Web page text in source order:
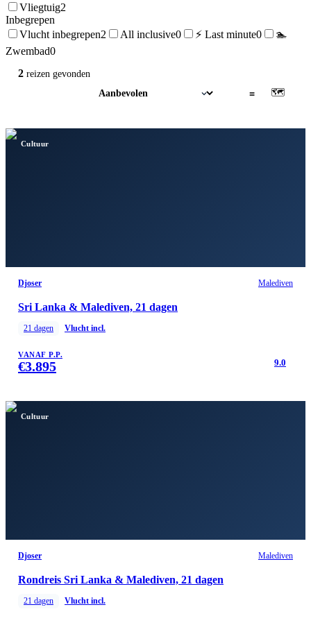
Vliegtuig2
Inbegrepen
Vlucht inbegrepen2 All inclusive0 ⚡ Last minute0
🏊
Zwembad0
2 reizen gevonden
≡ 🗺
Cultuur
Djoser Malediven
Sri Lanka & Malediven, 21 dagen
21 dagen Vlucht incl.
VANAF P.P.
€3.895 9.0
Cultuur
Djoser Malediven
Rondreis Sri Lanka & Malediven, 21 dagen
21 dagen Vlucht incl.